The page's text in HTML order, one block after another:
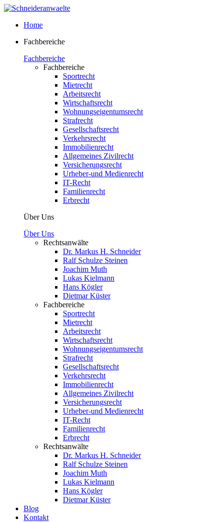
Home
Fachbereiche
Fachbereiche
Fachbereiche
Sportrecht
Mietrecht
Arbeitsrecht
Wirtschaftsrecht
Wohnungseigentumsrecht
Strafrecht
Gesellschaftsrecht
Verkehrsrecht
Immobilienrecht
Allgemeines Zivilrecht
Versicherungsrecht
Urheber-und Medienrecht
IT-Recht
Familienrecht
Erbrecht
Über Uns
Über Uns
Rechtsanwälte
Dr. Markus H. Schneider
Ralf Schulze Steinen
Joachim Muth
Lukas Kielmann
Hans Kögler
Dietmar Küster
Fachbereiche
Sportrecht
Mietrecht
Arbeitsrecht
Wirtschaftsrecht
Wohnungseigentumsrecht
Strafrecht
Gesellschaftsrecht
Verkehrsrecht
Immobilienrecht
Allgemeines Zivilrecht
Versicherungsrecht
Urheber-und Medienrecht
IT-Recht
Familienrecht
Erbrecht
Rechtsanwälte
Dr. Markus H. Schneider
Ralf Schulze Steinen
Joachim Muth
Lukas Kielmann
Hans Kögler
Dietmar Küster
Blog
Kontakt